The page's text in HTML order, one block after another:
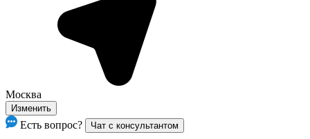
Москва
Изменить
Есть вопрос? Чат с консультантом